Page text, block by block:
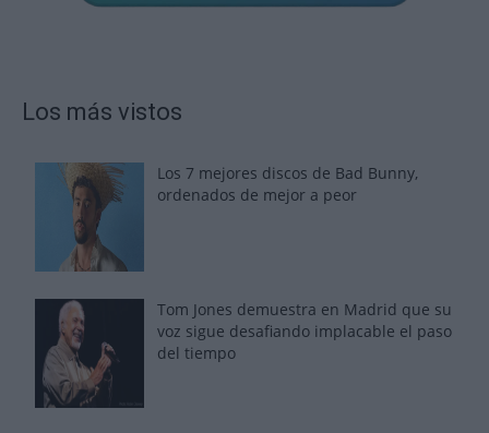
Los más vistos
Los 7 mejores discos de Bad Bunny,
ordenados de mejor a peor
Tom Jones demuestra en Madrid que su
voz sigue desafiando implacable el paso
del tiempo